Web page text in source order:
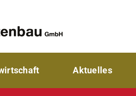
Aktuelles